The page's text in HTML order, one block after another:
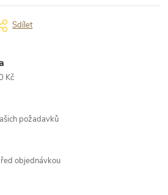
Sdílet
Kč
požadavků
objednávkou